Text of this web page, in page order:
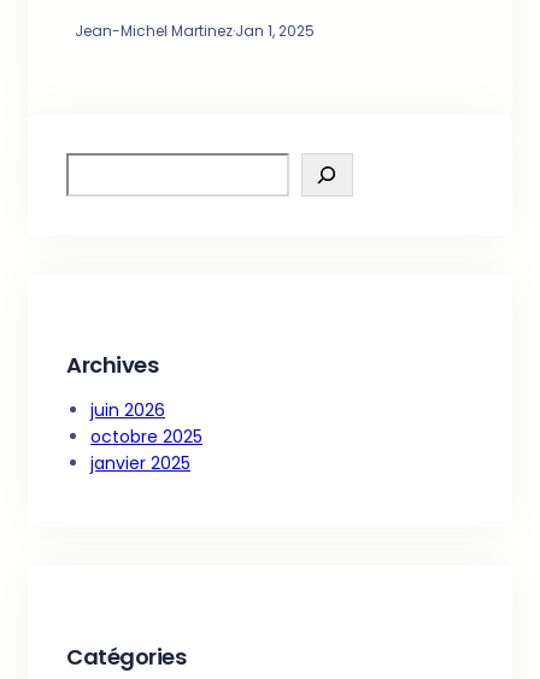
Jean-Michel Martinez·Jan 1, 2025
e
Archives
juin 2026
octobre 2025
janvier 2025
Catégories